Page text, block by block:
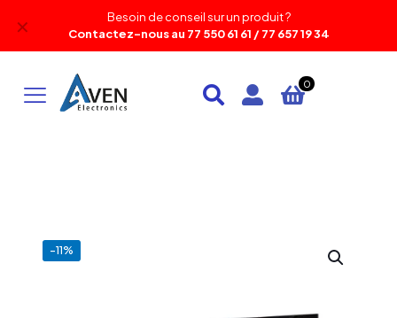
Besoin de conseil sur un produit ?
Contactez-nous au 77 550 61 61 / 77 657 19 34
✕
0
-11%